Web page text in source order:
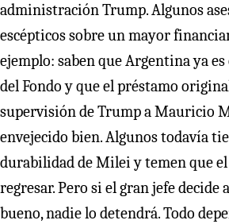
administración Trump. Algunos
escépticos sobre un mayor
ejemplo: saben que Argentina ya
del Fondo y que el préstamo
supervisión de Trump a Mauricio
envejecido bien. Algunos todavía
durabilidad de Milei y temen que
regresar. Pero si el gran jefe decide
bueno, nadie lo detendrá. Todo